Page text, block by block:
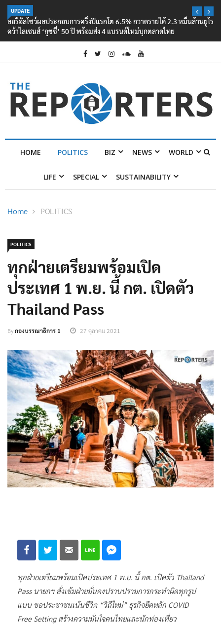
UPDATE
ลอรีอัลโชว์ผลประกอบการครึ่งปีแรกโต 6.5% กวาดรายได้ 2.3 หมื่นล้านยูโร
คว้าไลเซนส์ ‘กุชชี่’ 50 ปี พร้อมส่ง 4 แบรนด์ใหม่บุกตลาดไทย
HOME POLITICS BIZ NEWS WORLD
LIFE SPECIAL SUSTAINABILITY
Home POLITICS
POLITICS
ทุกฝ่ายเตรียมพร้อมเปิด
ประเทศ 1 พ.ย. นี้ กต. เปิดตัว
Thailand Pass
Byกองบรรณาธิการ 1 27 ตุลาคม 2021
ทุกฝ่ายเตรียมพร้อมเปิดประเทศ 1 พ.ย. นี้ กต. เปิดตัว Thailand
Pass นายกฯ สั่งเข้มฝ่ายมั่นคงปราบปรามการกระทำผิดทุกรูป
แบบ ขอประชาชนเน้นชีวิต “วิถีใหม่” ธุรกิจยึดหลัก COVID
Free Setting สร้างความมั่นใจคนไทยและนักท่องเที่ยว